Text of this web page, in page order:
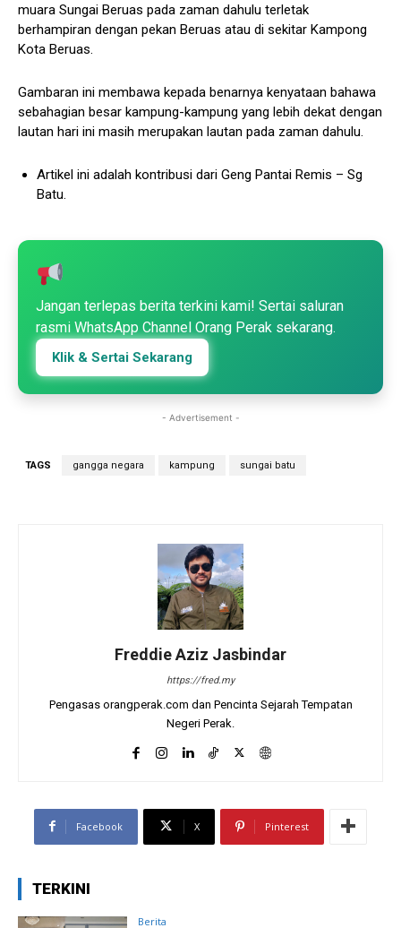
muara Sungai Beruas pada zaman dahulu terletak
berhampiran dengan pekan Beruas atau di sekitar Kampong
Kota Beruas.
Gambaran ini membawa kepada benarnya kenyataan bahawa
sebahagian besar kampung-kampung yang lebih dekat dengan
lautan hari ini masih merupakan lautan pada zaman dahulu.
Artikel ini adalah kontribusi dari Geng Pantai Remis – Sg
Batu.
Jangan terlepas berita terkini kami! Sertai saluran
rasmi WhatsApp Channel Orang Perak sekarang.
Klik & Sertai Sekarang
- Advertisement -
TAGS gangga negara kampung sungai batu
Freddie Aziz Jasbindar
https://fred.my
Pengasas orangperak.com dan Pencinta Sejarah Tempatan
Negeri Perak.
Facebook X Pinterest
TERKINI
Berita